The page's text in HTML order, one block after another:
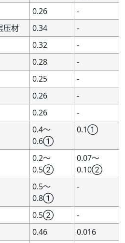
0.26
-
压材 0.34
-
0.32
-
0.28
-
0.25
-
0.26
-
0.26
-
0.4～
0.6①
0.1①
0.2～
0.5②
0.07～
0.10②
0.5～
0.8①
-
0.5②
-
0.46
0.016